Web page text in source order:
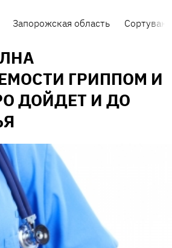
Запорожская область
ГРИППОМ И
ДОЙДЕТ И ДО